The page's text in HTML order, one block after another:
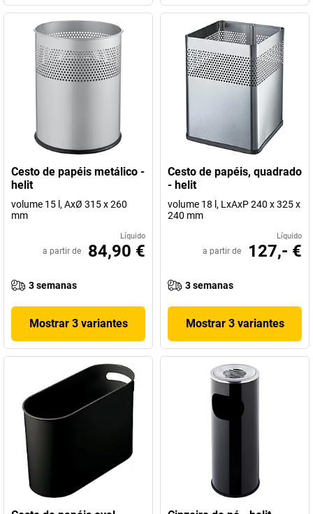
Cesto de papéis metálico -
helit
volume 15 l, AxØ 315 x 260
mm
Líquido
a partir de 84,90 €
3 semanas
Mostrar 3 variantes
Cesto de papéis, quadrado
- helit
volume 18 l, LxAxP 240 x 325 x
240 mm
Líquido
a partir de 127,- €
3 semanas
Mostrar 3 variantes